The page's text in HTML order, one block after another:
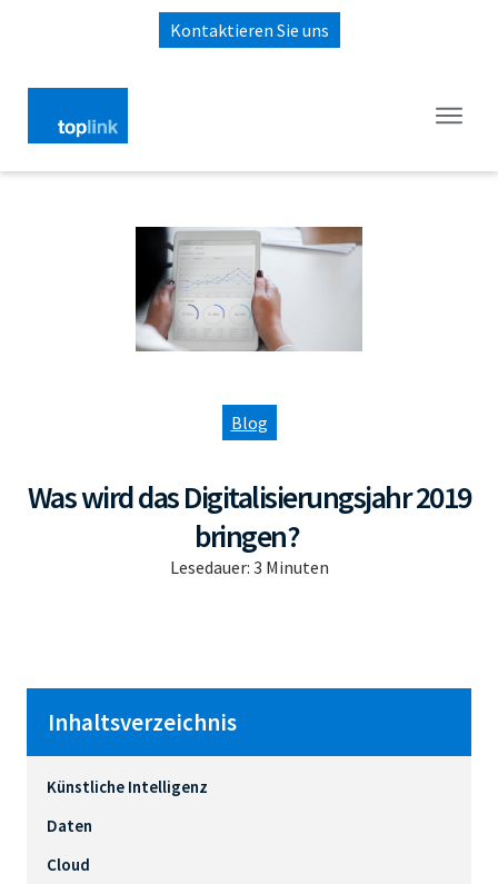
Kontaktieren Sie uns
Blog
Was wird das Digitalisierungsjahr 2019
bringen?
Lesedauer: 3 Minuten
Inhaltsverzeichnis
Künstliche Intelligenz
Daten
Cloud